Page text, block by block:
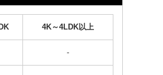
4K～4LDK以上
-